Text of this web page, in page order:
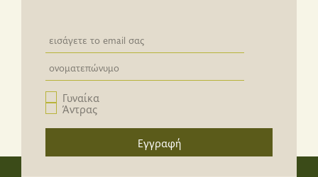
Newsletter email input field
Newsletter email input field
Γυναίκα
Άντρας
Εγγραφή